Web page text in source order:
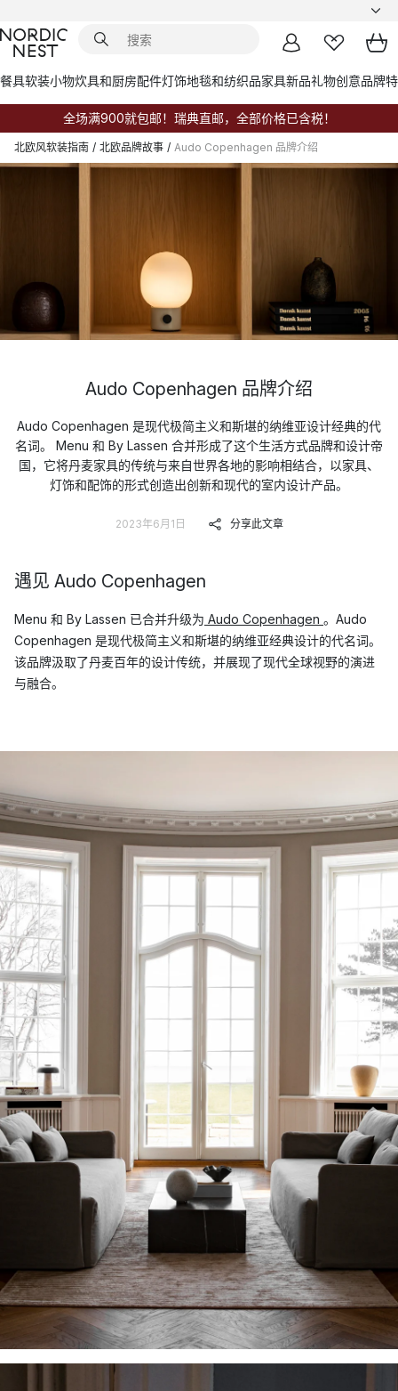
餐具软装小物炊具和厨房配件灯饰地毯和纺织品家具新品礼物创意品牌
全场满900就包邮！瑞典直邮，全部价格已含税！
北欧风软装指南 / 北欧品牌故事 / Audo Copenhagen 品牌介绍
Audo Copenhagen 品牌介绍
Audo Copenhagen 是现代极简主义和斯堪的纳维亚设计经典的代
名词。 Menu 和 By Lassen 合并形成了这个生活方式品牌和设计帝
国，它将丹麦家具的传统与来自世界各地的影响相结合，以家具、
灯饰和配饰的形式创造出创新和现代的室内设计产品。
2023年6月1日 分享此文章
遇见 Audo Copenhagen
Menu 和 By Lassen 已合并升级为 Audo Copenhagen 。Audo
Copenhagen 是现代极简主义和斯堪的纳维亚经典设计的代名词。
该品牌汲取了丹麦百年的设计传统，并展现了现代全球视野的演进
与融合。